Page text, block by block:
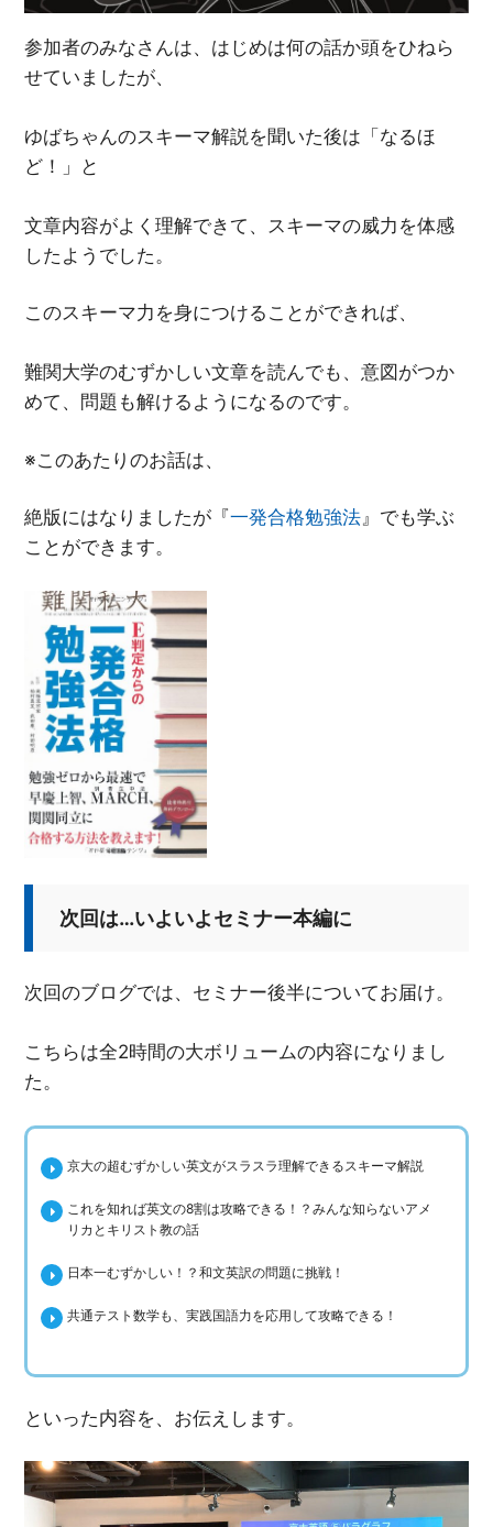
参加者のみなさんは、はじめは何の話か頭をひねら
せていましたが、
ゆばちゃんのスキーマ解説を聞いた後は「なるほ
ど！」と
文章内容がよく理解できて、スキーマの威力を体感
したようでした。
このスキーマ力を身につけることができれば、
難関大学のむずかしい文章を読んでも、意図がつか
めて、問題も解けるようになるのです。
※このあたりのお話は、
絶版にはなりましたが『一発合格勉強法』でも学ぶ
ことができます。
次回は…いよいよセミナー本編に
次回のブログでは、セミナー後半についてお届け。
こちらは全2時間の大ボリュームの内容になりまし
た。
京大の超むずかしい英文がスラスラ理解できるスキーマ解説
これを知れば英文の8割は攻略できる！？みんな知らないアメ
リカとキリスト教の話
日本一むずかしい！？和文英訳の問題に挑戦！
共通テスト数学も、実践国語力を応用して攻略できる！
といった内容を、お伝えします。